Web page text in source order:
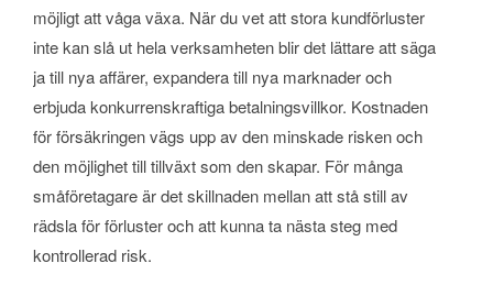
möjligt att våga växa. När du vet att stora kundförluster
inte kan slå ut hela verksamheten blir det lättare att säga
ja till nya affärer, expandera till nya marknader och
erbjuda konkurrenskraftiga betalningsvillkor. Kostnaden
för försäkringen vägs upp av den minskade risken och
den möjlighet till tillväxt som den skapar. För många
småföretagare är det skillnaden mellan att stå still av
rädsla för förluster och att kunna ta nästa steg med
kontrollerad risk.